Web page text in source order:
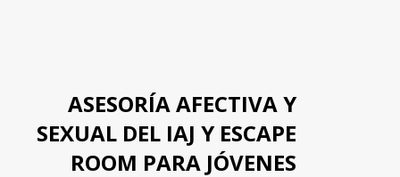
ASESORÍA AFECTIVA Y
SEXUAL DEL IAJ Y ESCAPE
ROOM PARA JÓVENES